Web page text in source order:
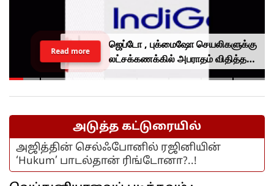
ஜெப்டோ , புக்மைஷோ செயலிகளுக்கு
லட்சக்கணக்கில் அபராதம் விதித்த
மத்திய அரசு.. என்ன காரணம்?
Read more
அடுத்த கட்டுரையில்
அஜித்தின் செல்ஃபோனில் ரஜினியின்
‘Hukum’ பாடல்தான் ரிங்டோனா?..!